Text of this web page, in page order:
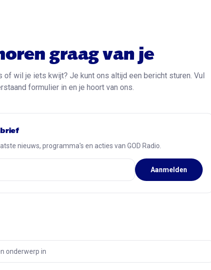
graag van je
of wil je iets kwijt? Je kunt ons altijd een bericht sturen. Vul
formulier in en je hoort van ons.
nieuws, programma's en acties van GOD Radio.
Aanmelden